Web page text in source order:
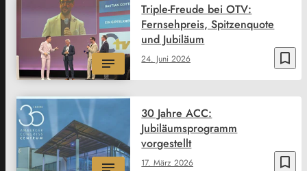
bookmark_border
24. Juni 2026
Triple-Freude bei OTV:
Fernsehpreis, Spitzenquote
und Jubiläum
bookmark_border
17. März 2026
30 Jahre ACC:
Jubiläumsprogramm
vorgestellt